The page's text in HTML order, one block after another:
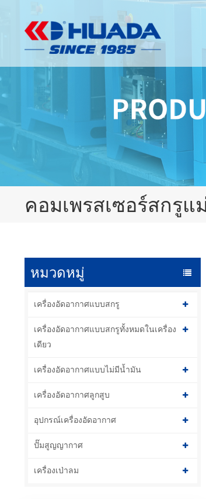
คอมเพรสเซอร์สกรูแม่
หมวดหมู่
เครื่องอัดอากาศแบบสกรู
เครื่องอัดอากาศแบบสกรูทั้งหมดในเครื่อง
เดียว
เครื่องอัดอากาศแบบไม่มีน้ำมัน
เครื่องอัดอากาศลูกสูบ
อุปกรณ์เครื่องอัดอากาศ
ปั๊มสูญญากาศ
เครื่องเป่าลม